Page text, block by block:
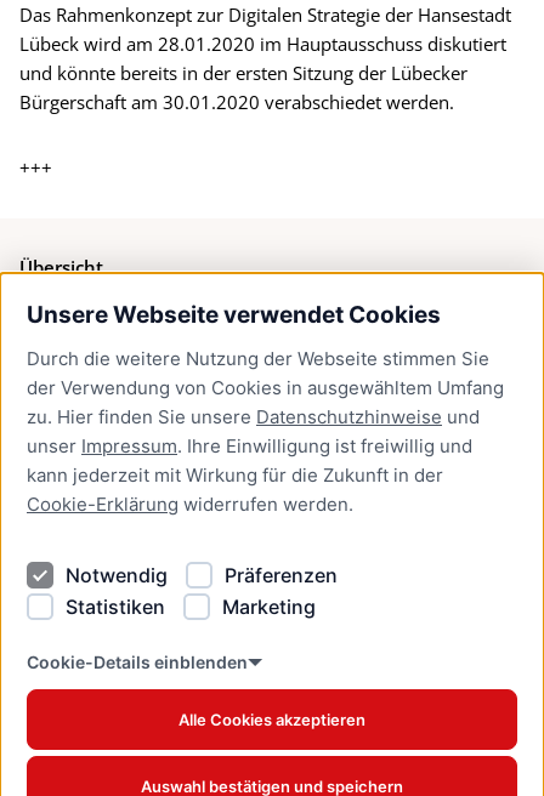
Unsere Webseite verwendet Cookies
Durch die weitere Nutzung der Webseite stimmen Sie
der Verwendung von Cookies in ausgewähltem Umfang
zu. Hier finden Sie unsere Datenschutzhinweise und
unser Impressum. Ihre Einwilligung ist freiwillig und
kann jederzeit mit Wirkung für die Zukunft in der
Cookie-Erklärung widerrufen werden.
Notwendig
Präferenzen
Statistiken
Marketing
Cookie-Details einblenden
Alle Cookies akzeptieren
Auswahl bestätigen und speichern
Das Rahmenkonzept zur Digitalen Strategie der Hansestadt
Lübeck wird am 28.01.2020 im Hauptausschuss diskutiert
und könnte bereits in der ersten Sitzung der Lübecker
Bürgerschaft am 30.01.2020 verabschiedet werden.
+++
Übersicht
Bürgerservice
Presse
Newsletter Lübeck:kompakt
Kontakt
Kontakt
Datenschutzhinweise
Barrierefreiheit
Cookie Erklärung
www.luebeck.de